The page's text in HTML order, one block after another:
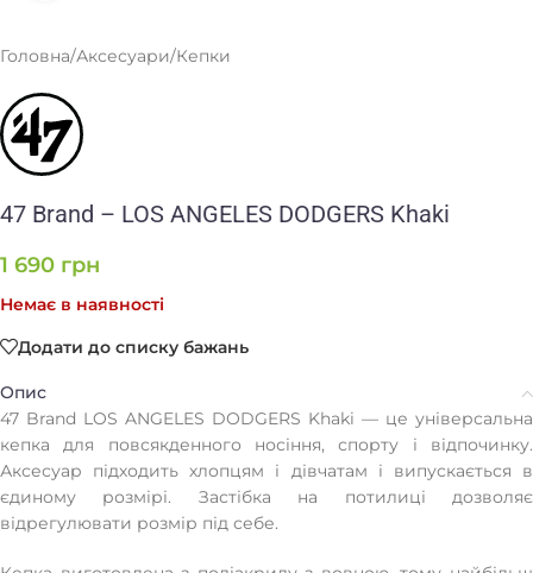
Головна/Аксесуари/Кепки
47 Brand – LOS ANGELES DODGERS Khaki
1 690 грн
Немає в наявності
Додати до списку бажань
Опис
47 Brand LOS ANGELES DODGERS Khaki — це універсальна
кепка для повсякденного носіння, спорту і відпочинку.
Аксесуар підходить хлопцям і дівчатам і випускається в
єдиному розмірі. Застібка на потилиці дозволяє
відрегулювати розмір під себе.